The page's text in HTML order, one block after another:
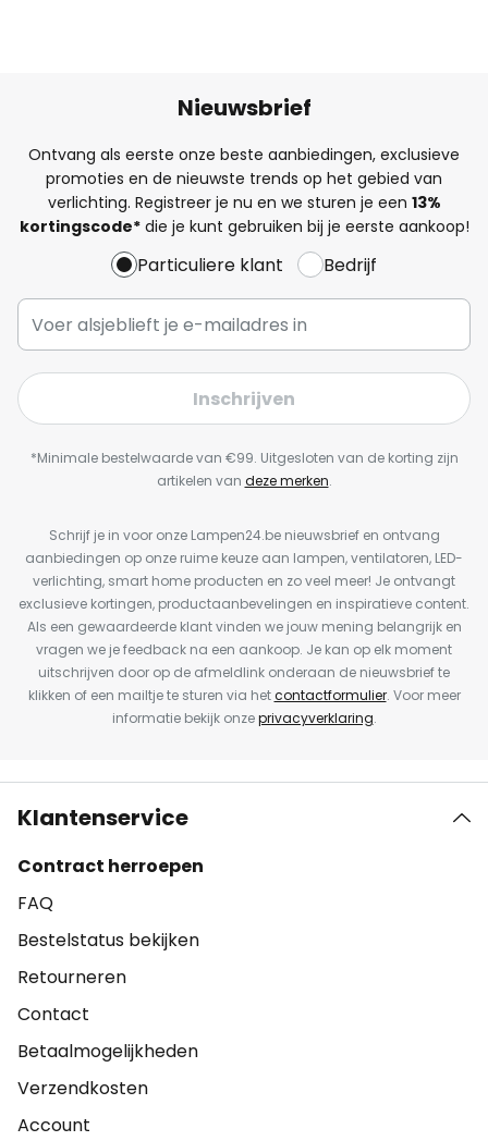
Nieuwsbrief
Ontvang als eerste onze beste aanbiedingen, exclusieve
promoties en de nieuwste trends op het gebied van
verlichting. Registreer je nu en we sturen je een 13%
kortingscode*die je kunt gebruiken bij je eerste aankoop!
Particuliere klant Bedrijf
Inschrijven
*Minimale bestelwaarde van €99. Uitgesloten van de korting zijn
artikelen van deze merken.
Schrijf je in voor onze Lampen24.be nieuwsbrief en ontvang
aanbiedingen op onze ruime keuze aan lampen, ventilatoren, LED-
verlichting, smart home producten en zo veel meer! Je ontvangt
exclusieve kortingen, productaanbevelingen en inspiratieve content.
Als een gewaardeerde klant vinden we jouw mening belangrijk en
vragen we je feedback na een aankoop. Je kan op elk moment
uitschrijven door op de afmeldlink onderaan de nieuwsbrief te
klikken of een mailtje te sturen via hetcontactformulier. Voor meer
informatie bekijk onzeprivacyverklaring.
Klantenservice
Contract herroepen
FAQ
Bestelstatus bekijken
Retourneren
Contact
Betaalmogelijkheden
Verzendkosten
Account